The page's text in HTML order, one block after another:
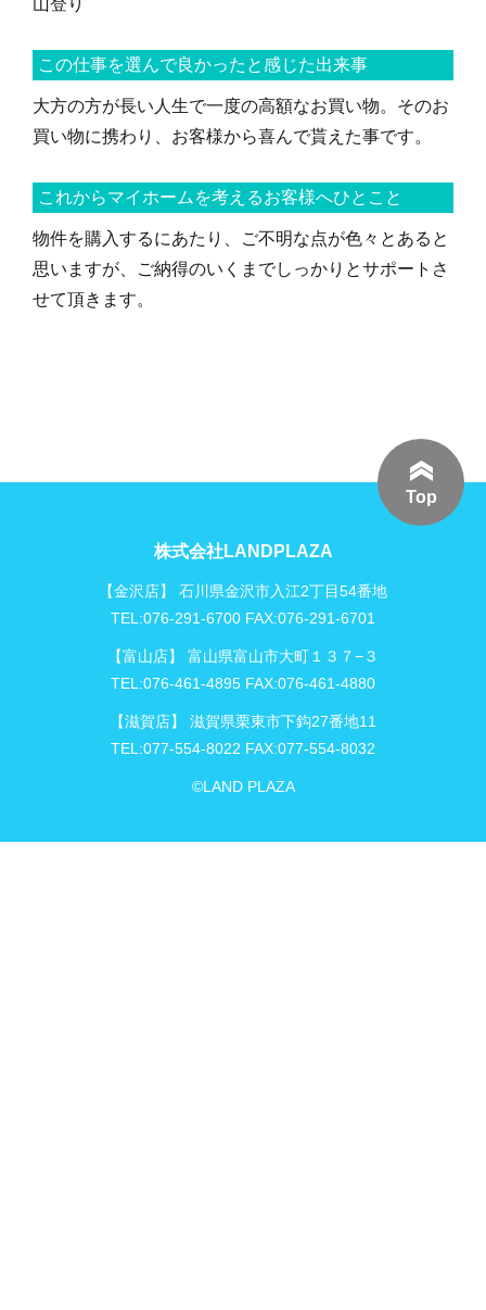
山登り
この仕事を選んで良かったと感じた出来事
大方の方が長い人生で一度の高額なお買い物。そのお
買い物に携わり、お客様から喜んで貰えた事です。
これからマイホームを考えるお客様へひとこと
物件を購入するにあたり、ご不明な点が色々とあると
思いますが、ご納得のいくまでしっかりとサポートさ
せて頂きます。
Top
株式会社LANDPLAZA
【金沢店】 石川県金沢市入江2丁目54番地
TEL:076-291-6700 FAX:076-291-6701
【富山店】 富山県富山市大町１３７−３
TEL:076-461-4895 FAX:076-461-4880
【滋賀店】 滋賀県栗東市下鈎27番地11
TEL:077-554-8022 FAX:077-554-8032
©LAND PLAZA